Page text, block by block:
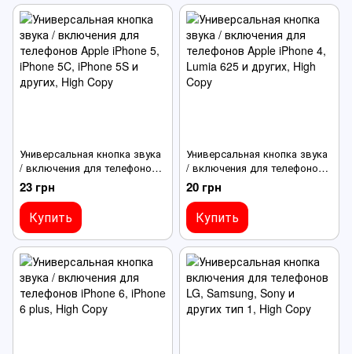
Универсальная кнопка звука
/ включения для телефонов
Apple iPhone 5, iPhone 5C,
iPhone 5S и других
23 грн
Купить
Универсальная кнопка звука
/ включения для телефонов
Apple iPhone 4, Lumia 625 и
других
20 грн
Купить